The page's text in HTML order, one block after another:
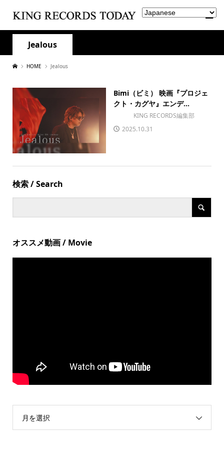
Jealous
HOME Jealous
Bimi（ビミ） 映画『プロジェ
クト・カグヤ』エンデ...
KING RECORDS編集部
2025.10.31
検索 / Search
オススメ動画 / Movie
月を選択